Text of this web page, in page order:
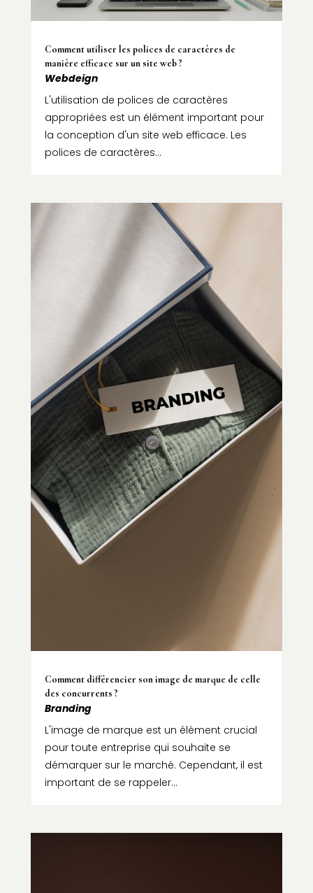
Comment utiliser les polices de caractères de
manière efficace sur un site web ?
Webdeign
L'utilisation de polices de caractères
appropriées est un élément important pour
la conception d'un site web efficace. Les
polices de caractères...
Comment différencier son image de marque de celle
des concurrents ?
Branding
L'image de marque est un élément crucial
pour toute entreprise qui souhaite se
démarquer sur le marché. Cependant, il est
important de se rappeler...